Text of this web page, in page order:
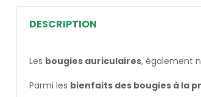
DESCRIPTION
Les bougies auriculaires, également
Parmi les bienfaits des bougies à la